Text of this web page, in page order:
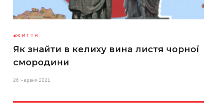
ЖИТТЯ
Як знайти в келиху вина листя чорної
смородини
26 Червня 2021